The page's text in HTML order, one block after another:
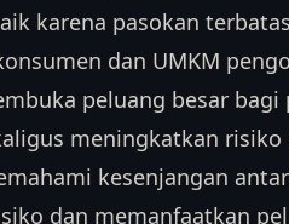
karena pasokan
dan UMKM
peluang besar bagi
meningkatkan
kesenjangan
dan memanfaatkan